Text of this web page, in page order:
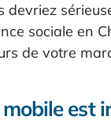
devriez
sociale en
de votre
est